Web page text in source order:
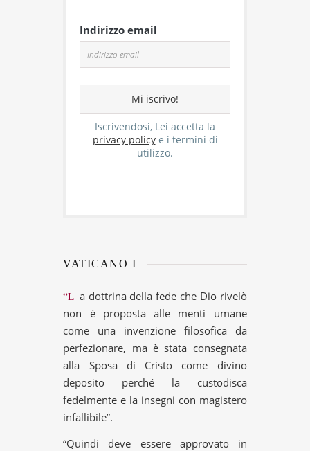
Indirizzo email
Iscrivendosi, Lei accetta la
privacy policye i termini di
utilizzo.
VATICANO I
“La dottrina della fede che Dio rivelò
non è proposta alle menti umane
come una invenzione filosofica da
perfezionare, ma è stata consegnata
alla Sposa di Cristo come divino
deposito perché la custodisca
fedelmente e la insegni con magistero
infallibile”.
“Quindi deve essere approvato in